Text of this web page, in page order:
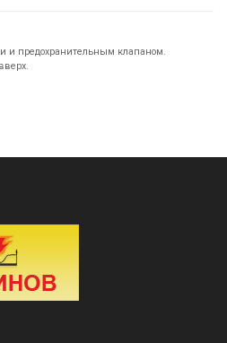
и предохранительным клапаном.